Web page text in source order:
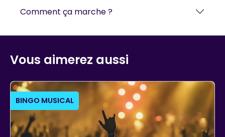
Comment ça marche ?
Vous aimerez aussi
BINGO MUSICAL